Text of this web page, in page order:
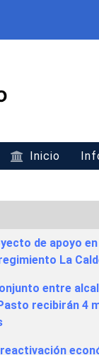
Inicio
de apoyo
La
entre
recibirán 4